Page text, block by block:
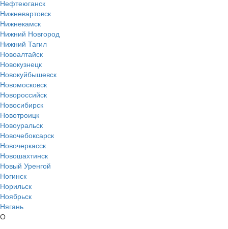
Нефтеюганск
Нижневартовск
Нижнекамск
Нижний Новгород
Нижний Тагил
Новоалтайск
Новокузнецк
Новокуйбышевск
Новомосковск
Новороссийск
Новосибирск
Новотроицк
Новоуральск
Новочебоксарск
Новочеркасск
Новошахтинск
Новый Уренгой
Ногинск
Норильск
Ноябрьск
Нягань
О